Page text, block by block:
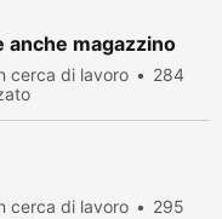
anche magazzino
cerca di lavoro
284
cerca di lavoro
295